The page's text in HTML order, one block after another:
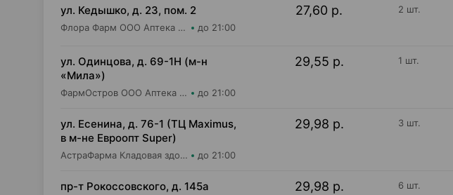
ул. Кедышко, д. 23, пом. 2
Флора Фарм ООО Аптека №21 до 21:00
27,60 р. 2 шт.
ул. Одинцова, д. 69-1Н (м-н
«Мила»)
ФармОстров ООО Аптека №16 на Одинцова до 21:00
29,55 р. 1 шт.
ул. Есенина, д. 76-1 (ТЦ Maximus,
в м-не Евроопт Super)
АстраФарма Кладовая здоровья ООО Аптека №9 до 21:00
29,98 р. 3 шт.
пр-т Рокоссовского, д. 145а 29,98 р. 6 шт.